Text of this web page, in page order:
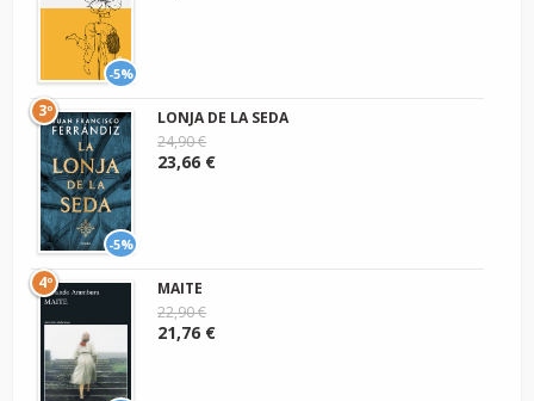
-5%
-5%
3º
LONJA DE LA SEDA
24,90 €
23,66 €
4º
MAITE
22,90 €
21,76 €